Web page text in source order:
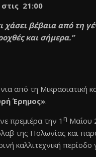
21:00
χάσει βέβαια από τη
και σήμερα.”
από τη Μικρασιατική
Έρημος».
πρεμιέρα την 1 η Μαΐου
της Πολωνίας και
καλλιτεχνική